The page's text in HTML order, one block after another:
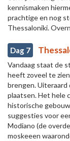
kennismaken
prachtige en nog
Thessaloniki.
Dag 7
Vandaag staat de
heeft zoveel te
brengen. Uiteraard
plaatsen. Het hele
historische
suggesties voor
Modiano (de
moskeeen